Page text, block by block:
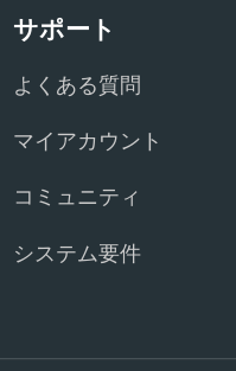
サポート
よくある質問
マイアカウント
コミュニティ
システム要件